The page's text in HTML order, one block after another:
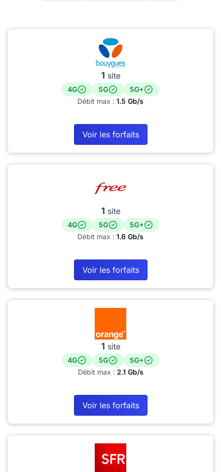
1 site
4G 5G
5G+
Débit max : 1.5 Gb/s
Voir les forfaits
1 site
4G 5G
5G+
Débit max : 1.6 Gb/s
Voir les forfaits
1 site
4G 5G
5G+
Débit max : 2.1 Gb/s
Voir les forfaits